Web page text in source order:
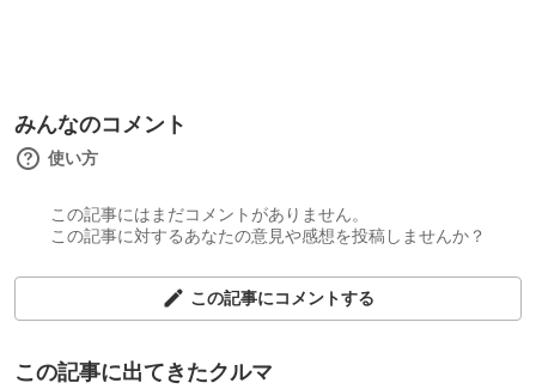
みんなのコメント
使い方
この記事にはまだコメントがありません。
この記事に対するあなたの意見や感想を投稿しませんか？
この記事にコメントする
この記事に出てきたクルマ